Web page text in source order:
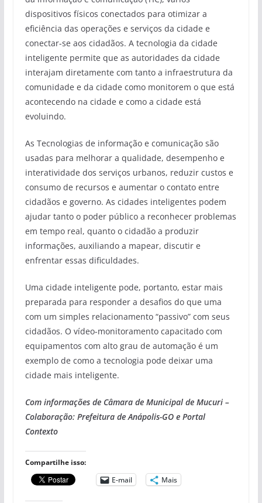
dispositivos físicos conectados para otimizar a
eficiência das operações e serviços da cidade e
conectar-se aos cidadãos. A tecnologia da cidade
inteligente permite que as autoridades da cidade
interajam diretamente com tanto a infraestrutura da
comunidade e da cidade como monitorem o que está
acontecendo na cidade e como a cidade está
evoluindo.
As Tecnologias de informação e comunicação são
usadas para melhorar a qualidade, desempenho e
interatividade dos serviços urbanos, reduzir custos e
consumo de recursos e aumentar o contato entre
cidadãos e governo. As cidades inteligentes podem
ajudar tanto o poder público a reconhecer problemas
em tempo real, quanto o cidadão a produzir
informações, auxiliando a mapear, discutir e
enfrentar essas dificuldades.
Uma cidade inteligente pode, portanto, estar mais
preparada para responder a desafios do que uma
com um simples relacionamento “passivo” com seus
cidadãos. O vídeo-monitoramento capacitado com
equipamentos com alto grau de automação é um
exemplo de como a tecnologia pode deixar uma
cidade mais inteligente.
Com informações de Câmara de Municipal de Mucuri –
Colaboração: Prefeitura de Anápolis-GO e Portal
Contexto
Compartilhe isso:
E-mail
Mais